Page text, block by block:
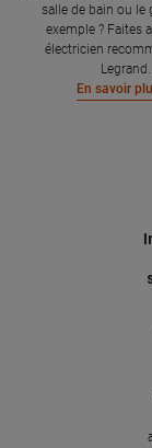
salle de bain ou le
exemple ? Faites
électricien
Legrand.
En savoir